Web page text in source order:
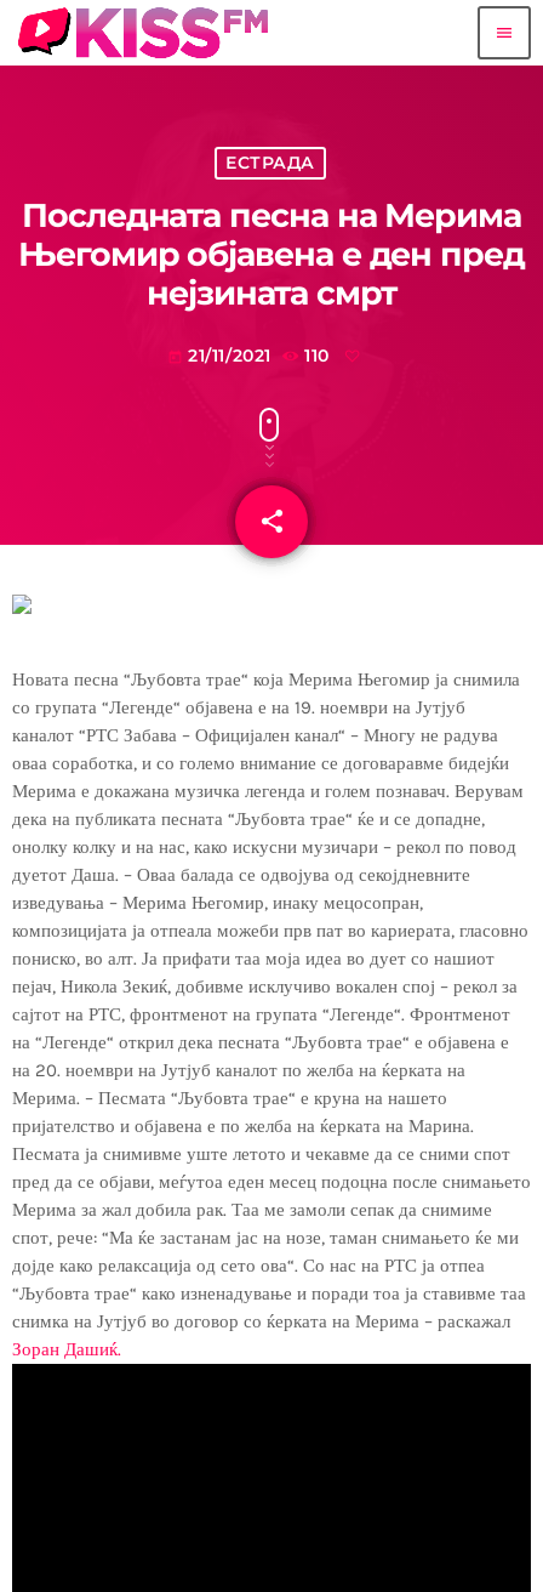
menu
ЕСТРАДА
Последната песна на Мерима
Његомир објавена е ден пред
нејзината смрт
today 21/11/2021 110
share
email
Новата песна “Љубoвта трае“ која Мерима Његомир ја снимила
со групата “Легенде“ објавена е на 19. ноември на Јутјуб
каналот “РТС Забава – Официјален канал“ – Многу не радува
оваа соработка, и со големо внимание се договаравме бидејќи
Мерима е докажана музичка легенда и голем познавач. Верувам
дека на публиката песната “Љубовта трае“ ќе и се допадне,
онолку колку и на нас, како искусни музичари – рекол по повод
дуетот Даша. – Оваа балада се одвојува од секојдневните
изведувања – Мерима Његомир, инаку мецосопран,
композицијата ја отпеала можеби прв пат во кариерата, гласовно
пониско, во алт. Ја прифати таа моја идеа во дует со нашиот
пејач, Никола Зекиќ, добивме исклучиво вокален спој – рекол за
сајтот на РТС, фронтменот на групата “Легенде“. Фронтменот
на “Легенде“ открил дека песната “Љубовта трае“ е објавена е
на 20. ноември на Јутјуб каналот по желба на ќерката на
Мерима. – Песмата “Љубовта трае“ е круна на нашето
пријателство и објавена е по желба на ќерката на Марина.
Песмата ја снимивме уште летото и чекавме да се сними спот
пред да се објави, меѓутоа еден месец подоцна после снимањето
Мерима за жал добила рак. Таа ме замоли сепак да снимиме
спот, рече: “Ма ќе застанам јас на нозе, таман снимањето ќе ми
дојде како релаксација од сето ова“. Со нас на РТС ја отпеа
“Љубовта трае“ како изненадување и поради тоа ја ставивме таа
снимка на Јутјуб во договор со ќерката на Мерима – раскажал
Зоран Дашиќ.